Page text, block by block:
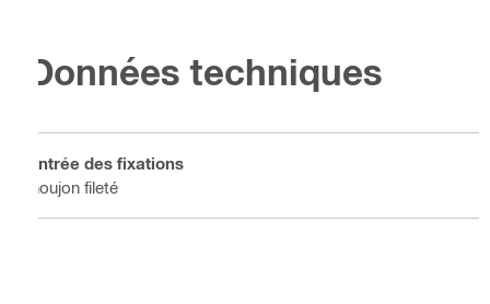
Données techniques
Entrée des fixations
Goujon fileté